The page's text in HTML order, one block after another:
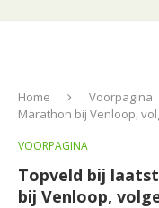
Home Voorpagina
Marathon bij Venloop,
VOORPAGINA
Topveld bij
bij Venloop,